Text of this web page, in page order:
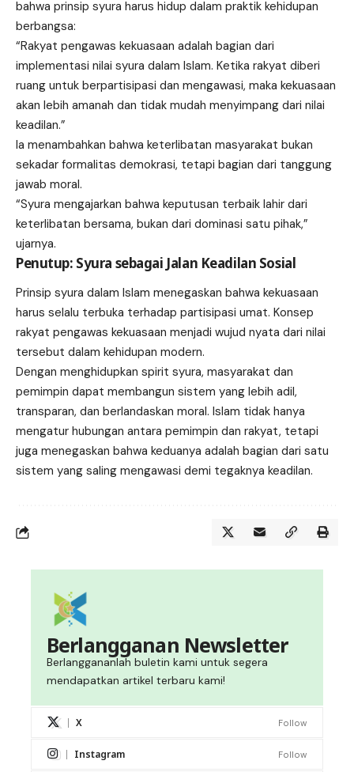
bahwa prinsip syura harus hidup dalam praktik kehidupan
berbangsa:
“Rakyat pengawas kekuasaan adalah bagian dari
implementasi nilai syura dalam Islam. Ketika rakyat diberi
ruang untuk berpartisipasi dan mengawasi, maka kekuasaan
akan lebih amanah dan tidak mudah menyimpang dari nilai
keadilan.”
Ia menambahkan bahwa keterlibatan masyarakat bukan
sekadar formalitas demokrasi, tetapi bagian dari tanggung
jawab moral.
“Syura mengajarkan bahwa keputusan terbaik lahir dari
keterlibatan bersama, bukan dari dominasi satu pihak,”
ujarnya.
Penutup: Syura sebagai Jalan Keadilan Sosial
Prinsip syura dalam Islam menegaskan bahwa kekuasaan
harus selalu terbuka terhadap partisipasi umat. Konsep
rakyat pengawas kekuasaan menjadi wujud nyata dari nilai
tersebut dalam kehidupan modern.
Dengan menghidupkan spirit syura, masyarakat dan
pemimpin dapat membangun sistem yang lebih adil,
transparan, dan berlandaskan moral. Islam tidak hanya
mengatur hubungan antara pemimpin dan rakyat, tetapi
juga menegaskan bahwa keduanya adalah bagian dari satu
sistem yang saling mengawasi demi tegaknya keadilan.
Berlangganan Newsletter
Berlanggananlah buletin kami untuk segera
mendapatkan artikel terbaru kami!
X Follow
Instagram Follow